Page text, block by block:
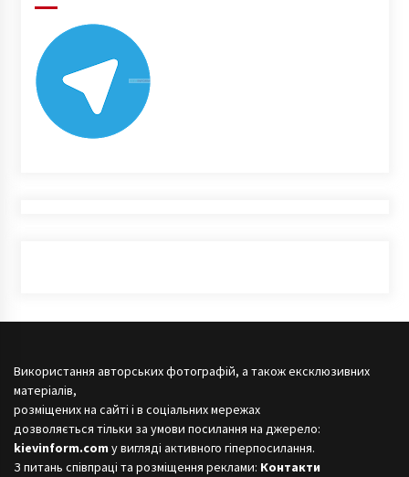
Використання авторських фотографій, а також ексклюзивних
матеріалів,
розміщених на сайті і в соціальних мережах
дозволяється тільки за умови посилання на джерело:
kievinform.com у вигляді активного гіперпосилання.
З питань співпраці та розміщення реклами: Контакти